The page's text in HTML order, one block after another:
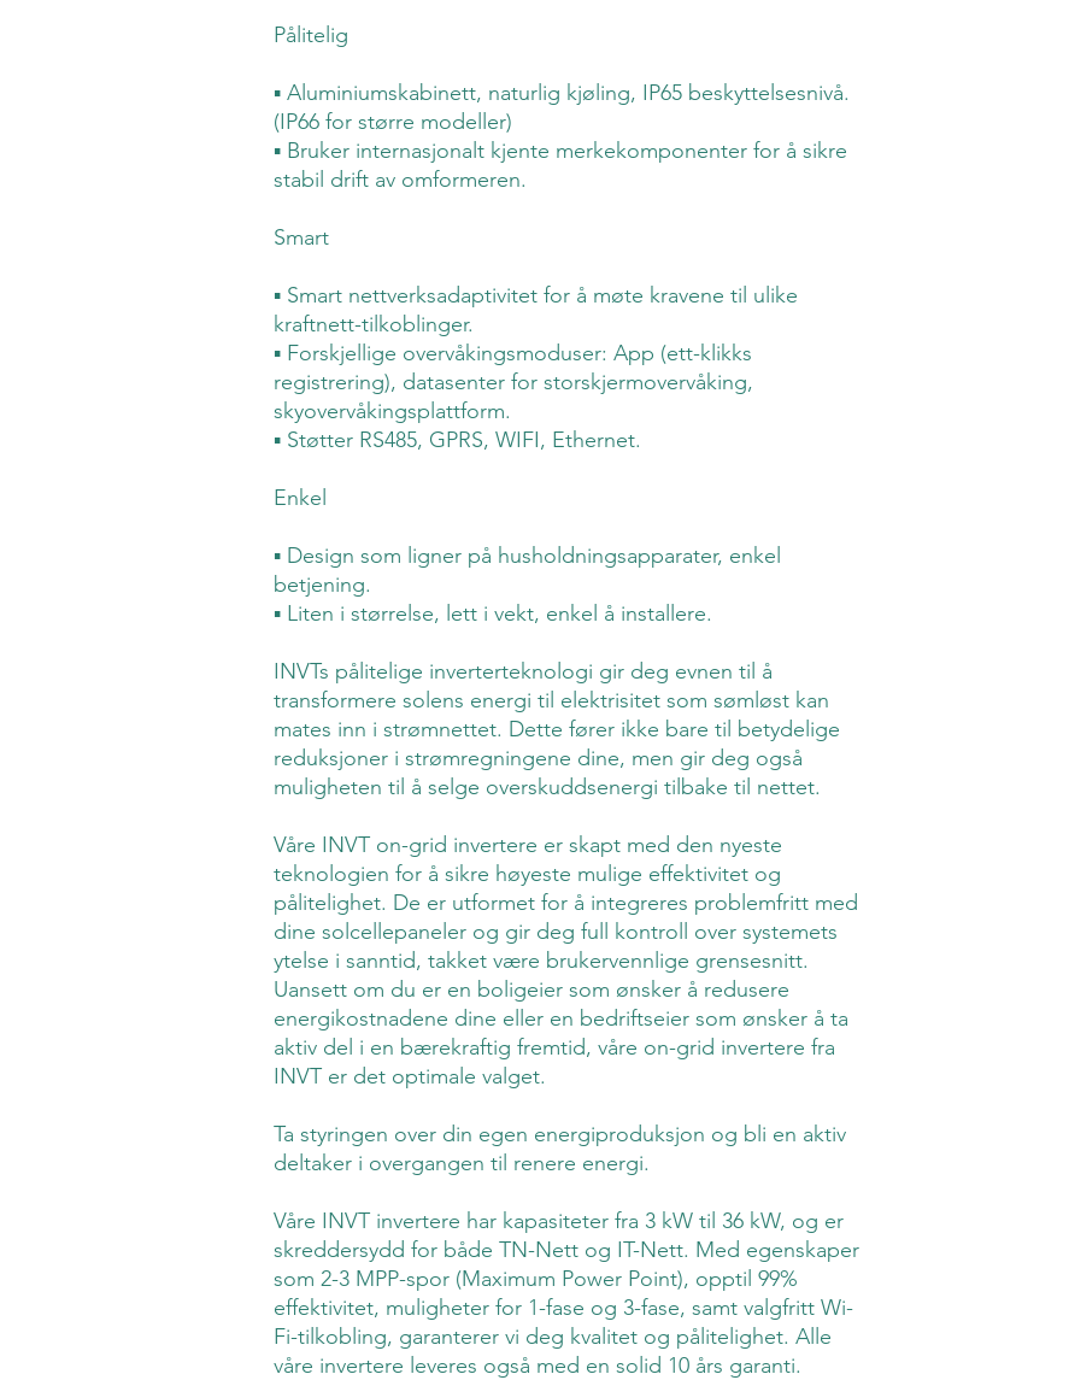
Pålitelig
▪ Aluminiumskabinett, naturlig kjøling, IP65 beskyttelsesnivå.
(IP66 for større modeller)
▪ Bruker internasjonalt kjente merkekomponenter for å sikre
stabil drift av omformeren.
Smart
▪ Smart nettverksadaptivitet for å møte kravene til ulike
kraftnett-tilkoblinger.
▪ Forskjellige overvåkingsmoduser: App (ett-klikks
registrering), datasenter for storskjermovervåking,
skyovervåkingsplattform.
▪ Støtter RS485, GPRS, WIFI, Ethernet.
Enkel
▪ Design som ligner på husholdningsapparater, enkel
betjening.
▪ Liten i størrelse, lett i vekt, enkel å installere.
INVTs pålitelige inverterteknologi gir deg evnen til å
transformere solens energi til elektrisitet som sømløst kan
mates inn i strømnettet. Dette fører ikke bare til betydelige
reduksjoner i strømregningene dine, men gir deg også
muligheten til å selge overskuddsenergi tilbake til nettet.
Våre INVT on-grid invertere er skapt med den nyeste
teknologien for å sikre høyeste mulige effektivitet og
pålitelighet. De er utformet for å integreres problemfritt med
dine solcellepaneler og gir deg full kontroll over systemets
ytelse i sanntid, takket være brukervennlige grensesnitt.
Uansett om du er en boligeier som ønsker å redusere
energikostnadene dine eller en bedriftseier som ønsker å ta
aktiv del i en bærekraftig fremtid, våre on-grid invertere fra
INVT er det optimale valget.
Ta styringen over din egen energiproduksjon og bli en aktiv
deltaker i overgangen til renere energi.
Våre INVT invertere har kapasiteter fra 3 kW til 36 kW, og er
skreddersydd for både TN-Nett og IT-Nett. Med egenskaper
som 2-3 MPP-spor (Maximum Power Point), opptil 99%
effektivitet, muligheter for 1-fase og 3-fase, samt valgfritt Wi-
Fi-tilkobling, garanterer vi deg kvalitet og pålitelighet. Alle
våre invertere leveres også med en solid 10 års garanti.